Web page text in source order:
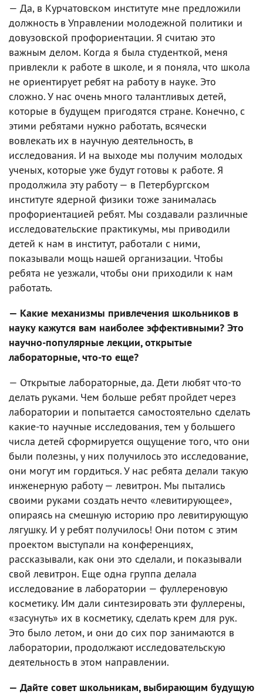
— Да, в Курчатовском институте мне предложили
должность в Управлении молодежной политики и
довузовской профориентации. Я считаю это
важным делом. Когда я была студенткой, меня
привлекли к работе в школе, и я поняла, что школа
не ориентирует ребят на работу в науке. Это
сложно. У нас очень много талантливых детей,
которые в будущем пригодятся стране. Конечно, с
этими ребятами нужно работать, всячески
вовлекать их в научную деятельность, в
исследования. И на выходе мы получим молодых
ученых, которые уже будут готовы к работе. Я
продолжила эту работу — в Петербургском
институте ядерной физики тоже занималась
профориентацией ребят. Мы создавали различные
исследовательские практикумы, мы приводили
детей к нам в институт, работали с ними,
показывали мощь нашей организации. Чтобы
ребята не уезжали, чтобы они приходили к нам
работать.
— Какие механизмы привлечения школьников в
науку кажутся вам наиболее эффективными? Это
научно-популярные лекции, открытые
лабораторные, что-то еще?
— Открытые лабораторные, да. Дети любят что-то
делать руками. Чем больше ребят пройдет через
лаборатории и попытается самостоятельно сделать
какие-то научные исследования, тем у большего
числа детей сформируется ощущение того, что они
были полезны, у них получилось это исследование,
они могут им гордиться. У нас ребята делали такую
инженерную работу — левитрон. Мы пытались
своими руками создать нечто «левитирующее»,
опираясь на смешную историю про левитирующую
лягушку. И у ребят получилось! Они потом с этим
проектом выступали на конференциях,
рассказывали, как они это сделали, и показывали
свой левитрон. Еще одна группа делала
исследование в лаборатории — фуллереновую
косметику. Им дали синтезировать эти фуллерены,
«засунуть» их в косметику, сделать крем для рук.
Это было летом, и они до сих пор занимаются в
лаборатории, продолжают исследовательскую
деятельность в этом направлении.
— Дайте совет школьникам, выбирающим будущую